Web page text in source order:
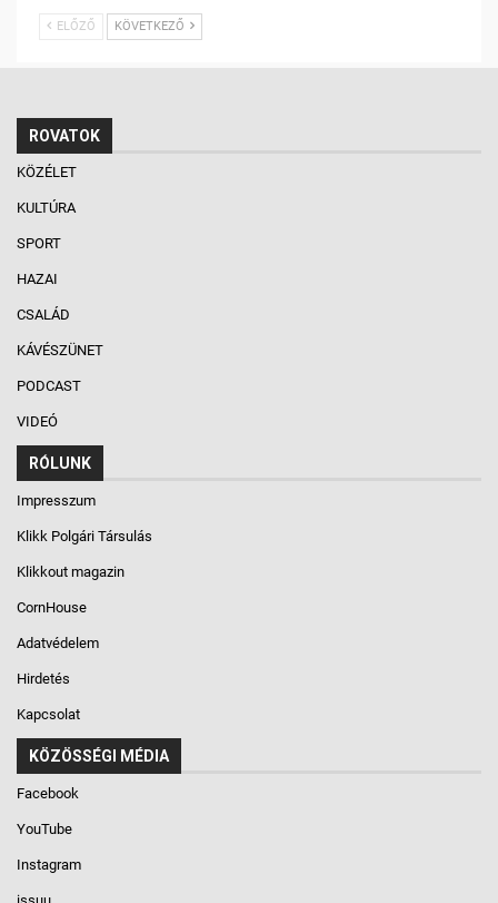
ELŐZŐ KÖVETKEZŐ
ROVATOK
KÖZÉLET
KULTÚRA
SPORT
HAZAI
CSALÁD
KÁVÉSZÜNET
PODCAST
VIDEÓ
RÓLUNK
Impresszum
Klikk Polgári Társulás
Klikkout magazin
CornHouse
Adatvédelem
Hirdetés
Kapcsolat
KÖZÖSSÉGI MÉDIA
Facebook
YouTube
Instagram